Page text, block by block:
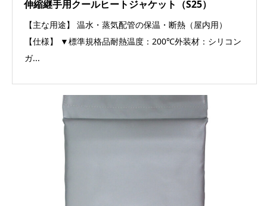
伸縮継手用クールヒートジャケット（S25）
【主な用途】 温水・蒸気配管の保温・断熱（屋内用）
【仕様】 ▼標準規格品耐熱温度：200℃外装材：シリコン
ガ...